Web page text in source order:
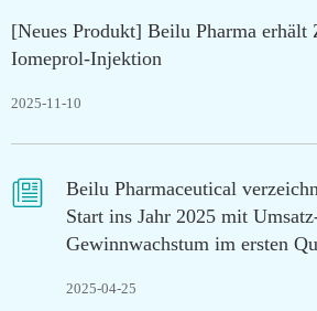
[Neues Produkt] Beilu Pharma erhält
Iomeprol-Injektion
2025-11-10

Beilu Pharmaceutical
Start ins Jahr 2025 mit
Gewinnwachstum im ersten
2025-04-25